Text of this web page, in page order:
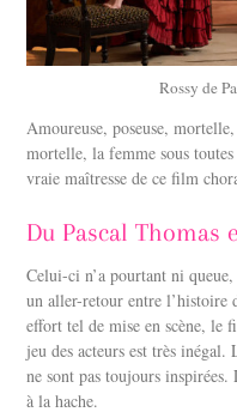
Rossy de
Amoureuse, poseuse,
mortelle, la femme sous toutes
vraie maîtresse de ce film
Du Pascal Thomas
Celui-ci n’a pourtant ni
un aller-retour entre l’histoire
effort tel de mise en scène, le
jeu des acteurs est très
ne sont pas toujours
à la hache.